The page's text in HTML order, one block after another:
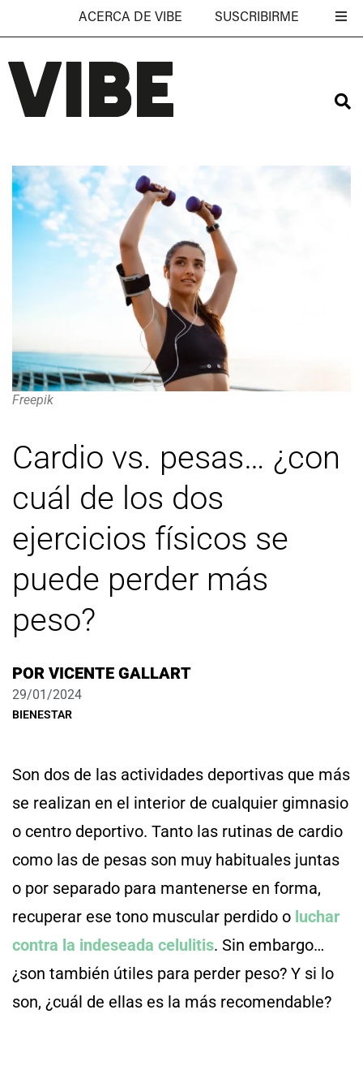
ACERCA DE VIBE SUSCRIBIRME
Freepik
Cardio vs. pesas… ¿con
cuál de los dos
ejercicios físicos se
puede perder más
peso?
POR VICENTE GALLART
29/01/2024
BIENESTAR
Son dos de las actividades deportivas que más
se realizan en el interior de cualquier gimnasio
o centro deportivo. Tanto las rutinas de cardio
como las de pesas son muy habituales juntas
o por separado para mantenerse en forma,
recuperar ese tono muscular perdido o luchar
contra la indeseada celulitis. Sin embargo…
¿son también útiles para perder peso? Y si lo
son, ¿cuál de ellas es la más recomendable?